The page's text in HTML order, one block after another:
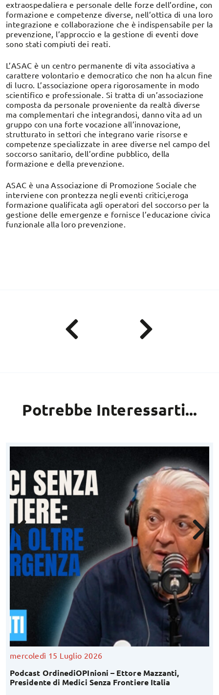
extraospedaliera e personale delle forze dell’ordine, con
formazione e competenze diverse, nell’ottica di una loro
integrazione e collaborazione che è indispensabile per la
prevenzione, l’approccio e la gestione di eventi dove
sono stati compiuti dei reati.
L’ASAC è un centro permanente di vita associativa a
carattere volontario e democratico che non ha alcun fine
di lucro. L’associazione opera rigorosamente in modo
scientifico e professionale. Si tratta di un’associazione
composta da personale proveniente da realtà diverse
ma complementari che integrandosi, danno vita ad un
gruppo con una forte vocazione all’innovazione
strutturato in settori che integrano varie risorse e
competenze specializzate in aree diverse nel campo del
soccorso sanitario, dell’ordine pubblico, della
formazione e della prevenzione.
ASAC è una Associazione di Promozione Sociale che
interviene con prontezza negli eventi critici,eroga
formazione qualificata agli operatori del soccorso per la
gestione delle emergenze e fornisce l’educazione civica
funzionale alla loro prevenzione.
Potrebbe Interessarti...
mercoledì 15 Luglio 2026
Podcast OrdinediOPInioni – Ettore Mazzanti,
Presidente di Medici Senza Frontiere Italia